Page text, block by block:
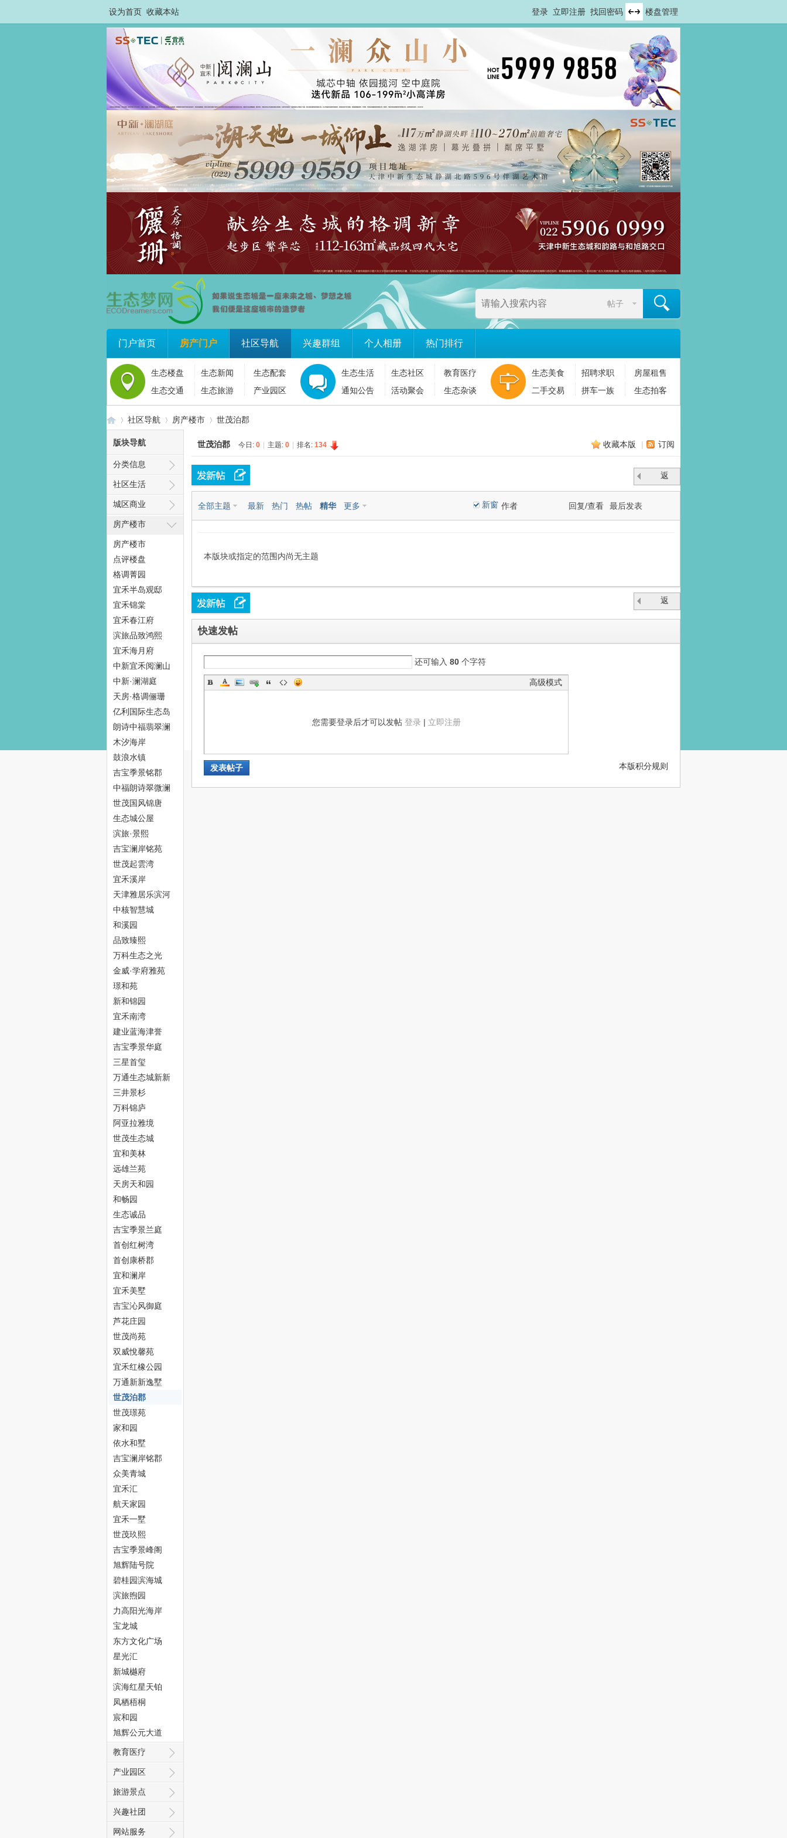
设为首页 收藏本站 登录 立即注册 找回密码 楼盘管理
帖子
门户首页 房产门户 社区导航 兴趣群组 个人相册 热门排行
搜索
生态楼盘 生态新闻
生态配套
生态交通
生态旅游 产业园区
生态生活 生态社区
教育医疗
通知公告
活动聚会 生态杂谈
生态美食 招聘求职
房屋租售
二手交易
拼车一族 生态拍客
生
态
网
新
天
津
生
态
»
社区导航 房产楼市
›
世茂泊郡
版块导航
分类信息
社区生活
城区商业
房产楼市
房产楼市
点评楼盘
格调菁园
宜禾半岛观邸
宜禾锦棠
宜禾春江府
滨旅品致鸿熙
宜禾海月府
中新宜禾阅澜山
中新·澜湖庭
天房·格调俪珊
亿利国际生态岛
朗诗中福翡翠澜
湾
木汐海岸
鼓浪水镇
吉宝季景铭郡
中福朗诗翠微澜
阁
世茂国风锦唐
生态城公屋
滨旅·景熙
吉宝澜岸铭苑
世茂起雲湾
宜禾溪岸
天津雅居乐滨河
雅郡
中核智慧城
和溪园
品致臻熙
万科生态之光
金威·学府雅苑
璟和苑
新和锦园
宜禾南湾
建业蓝海津誉
吉宝季景华庭
三星首玺
万通生态城新新
家园
三井景杉
万科锦庐
阿亚拉雅境
世茂生态城
宜和美林
远雄兰苑
天房天和园
和畅园
生态诚品
吉宝季景兰庭
首创红树湾
首创康桥郡
宜和澜岸
宜禾美墅
吉宝沁风御庭
芦花庄园
世茂尚苑
双威悅馨苑
宜禾红橡公园
万通新新逸墅
世茂泊郡
世茂璟苑
家和园
依水和墅
吉宝澜岸铭郡
众美青城
宜禾汇
航天家园
宜禾一墅
世茂玖熙
吉宝季景峰阁
旭辉陆号院
碧桂园滨海城
滨旅煦园
力高阳光海岸
宝龙城
东方文化广场
星光汇
新城樾府
滨海红星天铂
凤栖梧桐
宸和园
旭辉公元大道
教育医疗
产业园区
旅游景点
兴趣社团
网站服务
收藏本版 | 订阅
世茂泊郡 今日: 0 主题: 0 排名: 134
返
回
新窗
全部主题 最新 热门 热帖 精华 更多 作者 回复/查看 最后发表
本版块或指定的范围内尚无主题
返
快速发帖
还可输入 80 个字符
高级模式
您需要登录后才可以发帖 登录 | 立即注册
本版积分规则
发表帖子